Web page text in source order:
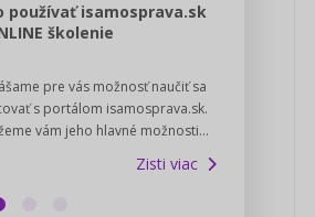
na úrady
používať isamosprava.sk
školenie
pre vás možnosť naučiť sa
s portálom isamosprava.sk.
vám jeho hlavné možnosti...
Zisti viac